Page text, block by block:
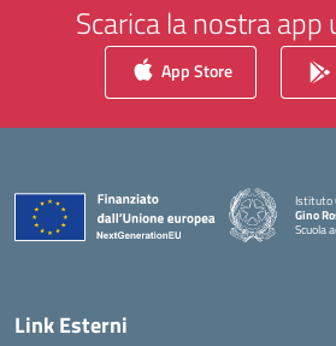
Scarica la nostra app
App Store
Istituto
Gino
Scuola
Link Esterni